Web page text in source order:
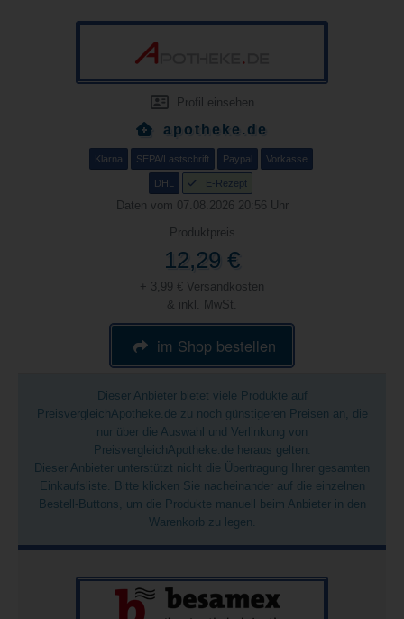
Profil einsehen
apotheke.de
Klarna SEPA/Lastschrift Paypal Vorkasse
DHL E-Rezept
Daten vom 07.08.2026 20:56 Uhr
Produktpreis
12,29 €
+ 3,99 € Versandkosten
& inkl. MwSt.
im Shop bestellen
Dieser Anbieter bietet viele Produkte auf
PreisvergleichApotheke.de zu noch günstigeren Preisen an, die
nur über die Auswahl und Verlinkung von
PreisvergleichApotheke.de heraus gelten.
Dieser Anbieter unterstützt nicht die Übertragung Ihrer gesamten
Einkaufsliste. Bitte klicken Sie nacheinander auf die einzelnen
Bestell-Buttons, um die Produkte manuell beim Anbieter in den
Warenkorb zu legen.